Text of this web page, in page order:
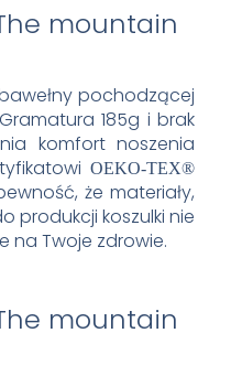
pochodzącej
185g i brak
komfort noszenia
OEKO-TEX®
że materiały,
produkcji koszulki nie
na Twoje zdrowie.